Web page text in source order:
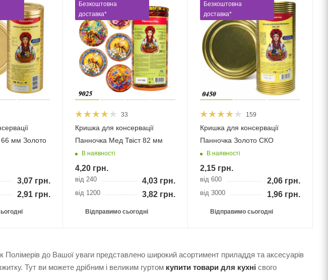
66 мм Золото
3,07грн.
2,91грн.
Безкоштовна
доставка*
33
Кришка для консервації
Панночка Мед Твіст 82 мм
В наявності
4,20грн.
від 240 4,03грн.
від 1200 3,82грн.
Відправимо сьогодні
Безкоштовна
доставка*
159
Кришка для консервації
Панночка Золото СКО
В наявності
2,15грн.
від 600 2,06 грн.
від 3000 1,96 грн.
Відправимо сьогодні
Полімерів до Вашої уваги представлено широкий асортимент приладдя та аксесуарів
Тут ви можете дрібним і великим гуртом купити товари для кухні свого